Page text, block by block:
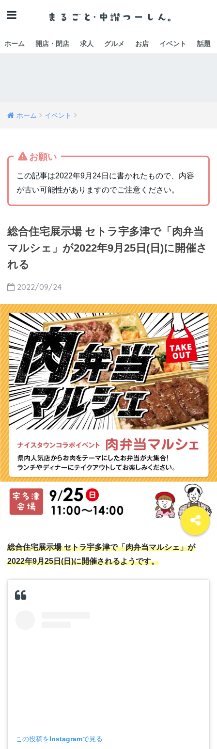
ホーム 開店・閉店 求人 グルメ お店 イベント 話題
ホーム イベント
お願い
この記事は2022年9月24日に書かれたもので、内容
が古い可能性がありますのでご注意ください。
総合住宅展示場 セトラ宇多津で「肉弁当
マルシェ」が2022年9月25日(日)に開催さ
れる
2022/09/24
総合住宅展示場 セトラ宇多津で「肉弁当マルシェ」が
2022年9月25日(日)に開催されるようです。
この投稿をInstagramで見る